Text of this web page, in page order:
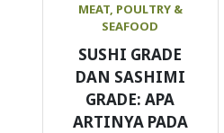
Ginkgo
MEAT, POULTRY &
SEAFOOD
SUSHI GRADE
DAN SASHIMI
GRADE: APA
ARTINYA PADA